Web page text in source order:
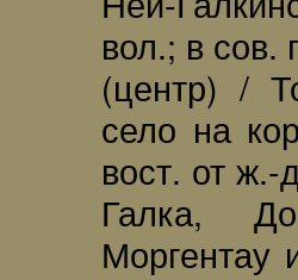
вол.; в
(центр) /
село на
вост. от
Галка,